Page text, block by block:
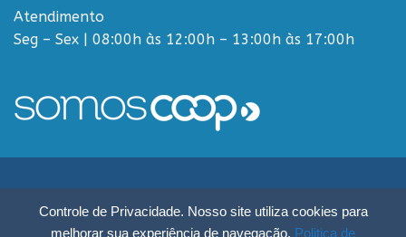
Controle de Privacidade. Nosso site utiliza cookies para
melhorar sua experiência de navegação. Politica de
Atendimento
Seg – Sex | 08:00h às 12:00h – 13:00h às 17:00h
Sistema OCB Rondônia © Todos os Direitos Reservados - R. Paulo
Macalão, 4675 - Flodoaldo Pontes Pinto, Porto Velho - RO, 76820-454